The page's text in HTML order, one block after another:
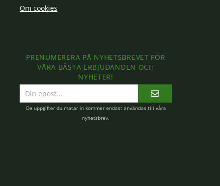
Om cookies
PRENUMERERA PÅ NYHETSBREVET FÖR
VÅRA BÄSTA ERBJUDANDEN OCH
NYHETER!
postadress
De uppgifter du matar in kommer endast användas till våra
nyhetsbrev.